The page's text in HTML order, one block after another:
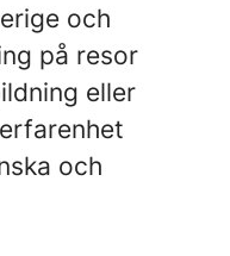
och
på resor
eller
och